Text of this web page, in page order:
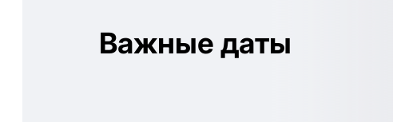
Важные даты